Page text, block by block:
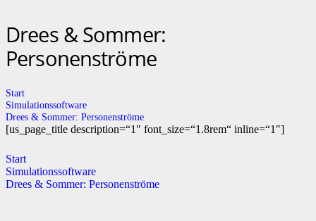
Drees & Sommer:
Personenströme
Start
Simulationssoftware
Drees & Sommer: Personenströme
[us_page_title description=“1″ font_size=“1.8rem“ inline=“1″]
Start
Simulationssoftware
Drees & Sommer: Personenströme